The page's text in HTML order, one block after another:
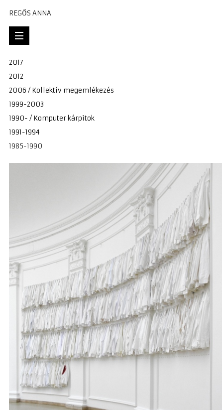
REGŐS ANNA
2017
2012
2006 / Kollektív megemlékezés
1999-2003
1990- / Komputer kárpitok
1991-1994
1985-1990